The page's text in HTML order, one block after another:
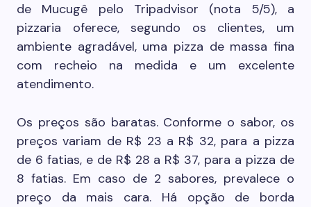
de Mucugê pelo Tripadvisor (nota 5/5), a
pizzaria oferece, segundo os clientes, um
ambiente agradável, uma pizza de massa fina
com recheio na medida e um excelente
atendimento.
Os preços são baratas. Conforme o sabor, os
preços variam de R$ 23 a R$ 32, para a pizza
de 6 fatias, e de R$ 28 a R$ 37, para a pizza de
8 fatias. Em caso de 2 sabores, prevalece o
preço da mais cara. Há opção de borda